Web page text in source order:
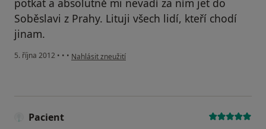
potkat a absolutně mi nevadí za ním jet do
Soběslavi z Prahy. Lituji všech lidí, kteří chodí
jinam.
5. října 2012 • • • podle názoru uživatele Váš účet byl odstraněn
Nahlásit zneužití
Pacient